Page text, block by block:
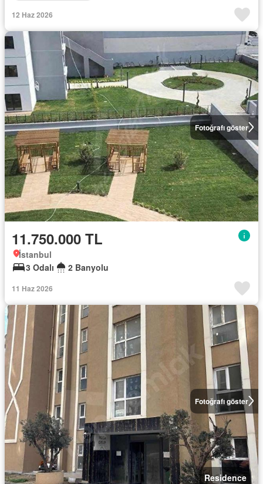
12 Haz 2026
Fotoğrafı göster
11.750.000 TL
İstanbul
3 Odalı
2 Banyolu
11 Haz 2026
Fotoğrafı göster
Residence